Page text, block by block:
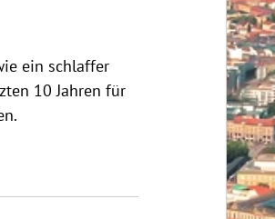
ein schlaffer
10 Jahren für